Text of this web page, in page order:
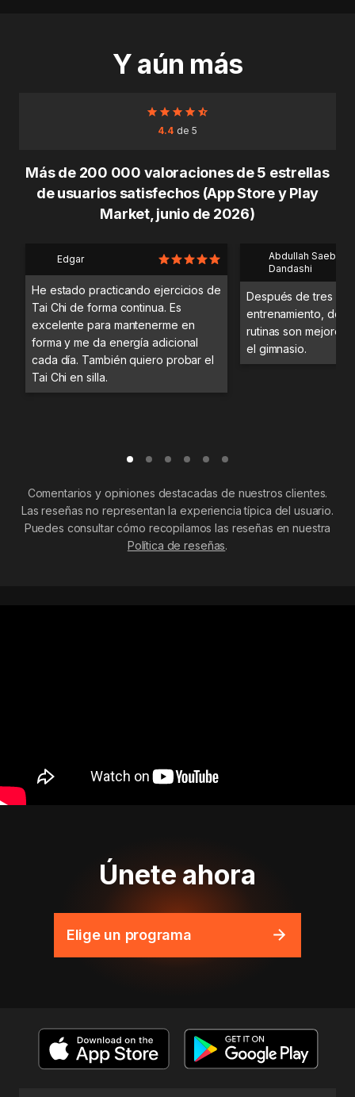
Y aún más
4.4 de 5
Más de 200 000 valoraciones de 5 estrellas
de usuarios satisfechos (App Store y Play
Market, junio de 2026)
Edgar
He estado practicando ejercicios de
Tai Chi de forma continua. Es
excelente para mantenerme en
forma y me da energía adicional
cada día. También quiero probar el
Tai Chi en silla.
Abdullah Saeb Al
Dandashi
Después de tres
entrenamiento,
rutinas son mejores
el gimnasio.
Comentarios y opiniones destacadas de nuestros clientes.
Las reseñas no representan la experiencia típica del usuario.
Puedes consultar cómo recopilamos las reseñas en nuestra
Política de reseñas.
Únete ahora
Elige un programa